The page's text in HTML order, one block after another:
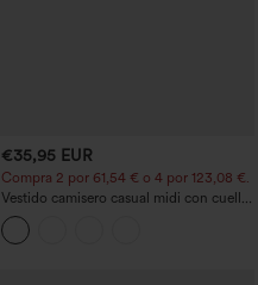
€35,95 EUR
Compra 2 por 61,54 € o 4 por 123,08 €.
Vestido camisero casual midi con cuello,
mangas casquillo, cinturón, dobladillo
curvo con abertura y bolsillos